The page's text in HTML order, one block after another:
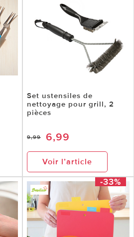
Set ustensiles de
nettoyage pour grill, 2
pièces
9,99 6,99
Voir l’article
-33%